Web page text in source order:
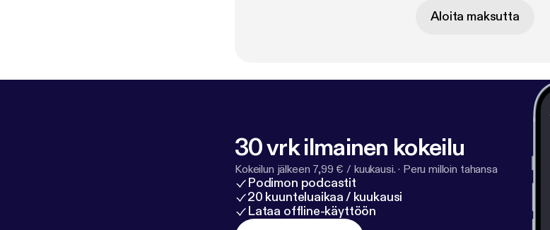
Aloita maksutta
30 vrk ilmainen kokeilu
Kokeilun jälkeen 7,99 € / kuukausi. · Peru milloin tahansa
Podimon podcastit
20 kuunteluaikaa / kuukausi
Lataa offline-käyttöön